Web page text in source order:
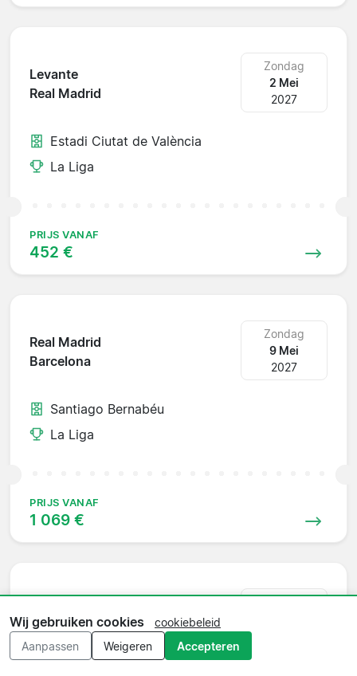
Levante
Real Madrid
Zondag
2 Mei
2027
Estadi Ciutat de València
La Liga
PRIJS VANAF
452 €
Real Madrid
Barcelona
Zondag
9 Mei
2027
Santiago Bernabéu
La Liga
PRIJS VANAF
1 069 €
Racing Santander
Wij gebruiken cookies
cookiebeleid
Aanpassen
Weigeren Accepteren